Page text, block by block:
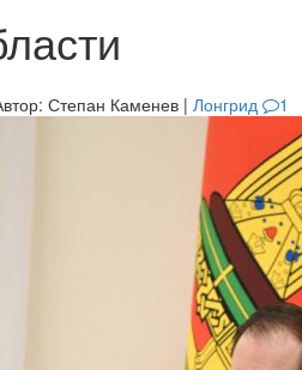
Степан Каменев | Лонгрид 1